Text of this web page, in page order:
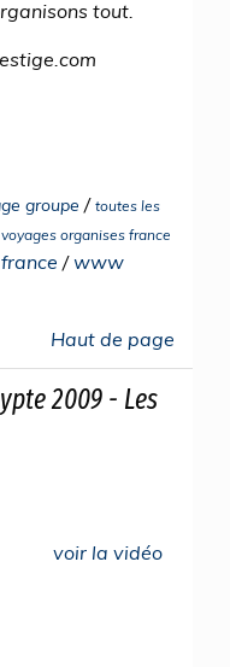
tout.
groupe / toutes les
voyages organises france
/www
Haut de page
2009 - Les
voir la vidéo